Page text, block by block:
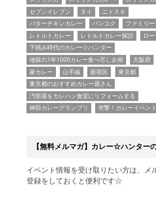
セブンイレブン
タイ
ニトスキ
バターチキンカレー
バンコク
ファミリー
レトルトカレー
レトルトカレー探訪
ロ
下積み時代のカレー☆ハンター
地獄の1年1000カレー食べ尽し企画
大阪府
家カレー
山手線 新宿区
東京都
東京都のおすすめカレー屋さん
汚部屋をカレハン食堂にリフォームする
神田カレーグランプリ
突撃！カレーイベン
【無料メルマガ】カレー☆ハンター
イベント情報を受け取りたい方は、メ
登録をしておくと便利です☆